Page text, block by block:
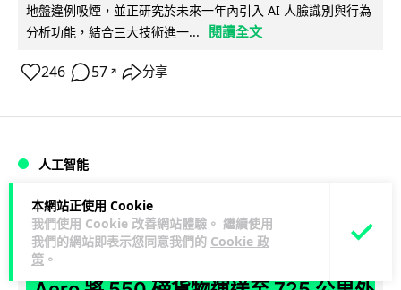
本網站正使用 Cookie
我們使用 Cookie 改善網站體驗。 繼續使用
我們的網站即表示您同意我們的 Cookie 政
策 。
地盤違例吸煙，並正研究於未來一年內引入 AI 人臉識別與行為
分析功能，結合三大技術進一...
閱讀全文
246 57 ↗ 分享
人工智能
Lawton 1 日
貨運火箭 沖繩飛台灣僅需 15 分鐘 Hop